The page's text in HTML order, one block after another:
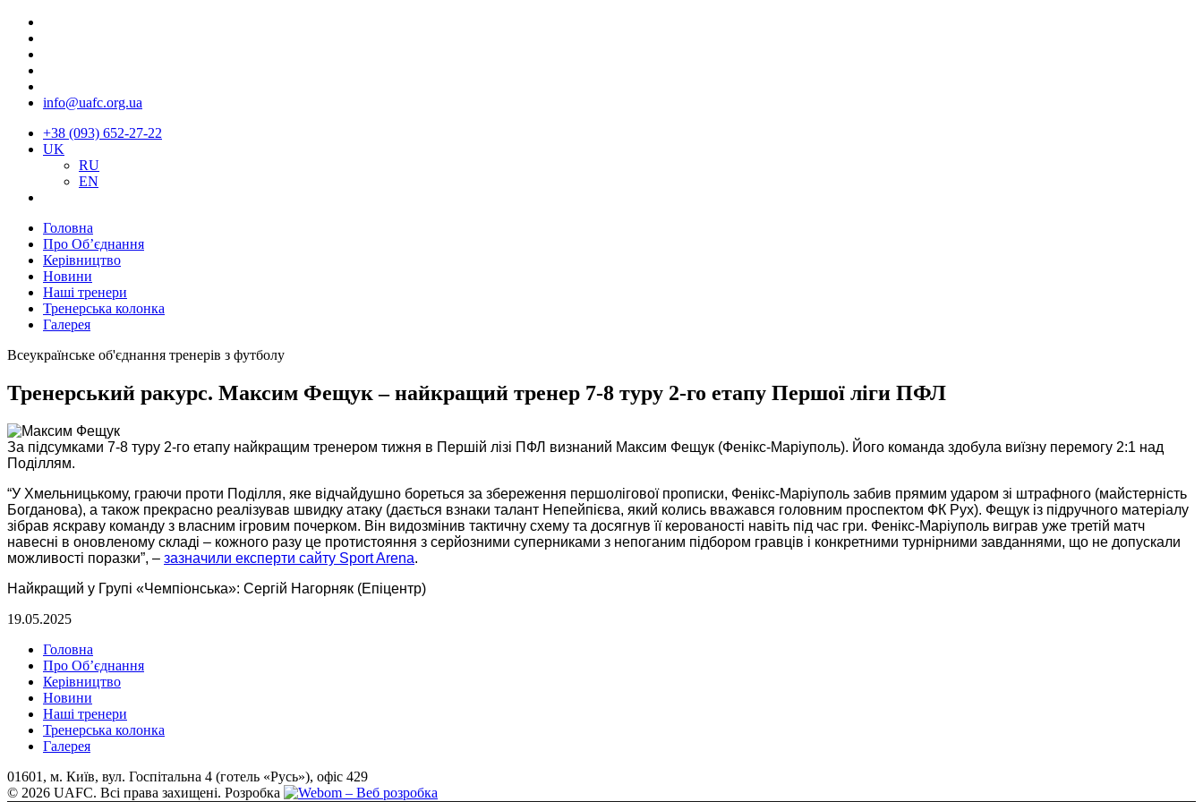
info@uafc.org.ua
+38 (093) 652-27-22
UK
RU
EN
Головна
Про Об’єднання
Керівництво
Новини
Наші тренери
Тренерська колонка
Галерея
Всеукраїнське об'єднання тренерів з футболу
Тренерський ракурс. Максим Фещук – найкращий тренер 7-8 туру 2-го етапу Першої ліги ПФЛ
За підсумками 7-8 туру 2-го етапу найкращим тренером тижня в Першій лізі ПФЛ визнаний Максим Фещук (Фенікс-Маріуполь). Його команда здобула виїзну перемогу 2:1 над
Поділлям.
“У Хмельницькому, граючи проти Поділля, яке відчайдушно бореться за збереження першолігової прописки, Фенікс-Маріуполь забив прямим ударом зі штрафного (майстерність
Богданова), а також прекрасно реалізував швидку атаку (дається взнаки талант Непейпієва, який колись вважався головним проспектом ФК Рух). Фещук із підручного матеріалу
зібрав яскраву команду з власним ігровим почерком. Він видозмінив тактичну схему та досягнув її керованості навіть під час гри. Фенікс-Маріуполь виграв уже третій матч
навесні в оновленому складі – кожного разу це протистояння з серйозними суперниками з непоганим підбором гравців і конкретними турнірними завданнями, що не допускали
можливості поразки”, – зазначили експерти сайту Sport Arena.
Найкращий у Групі «Чемпіонська»: Сергій Нагорняк (Епіцентр)
19.05.2025
Головна
Про Об’єднання
Керівництво
Новини
Наші тренери
Тренерська колонка
Галерея
01601, м. Київ, вул. Госпітальна 4 (готель «Русь»), офіс 429
© 2026 UAFC. Всі права захищені. Розробка